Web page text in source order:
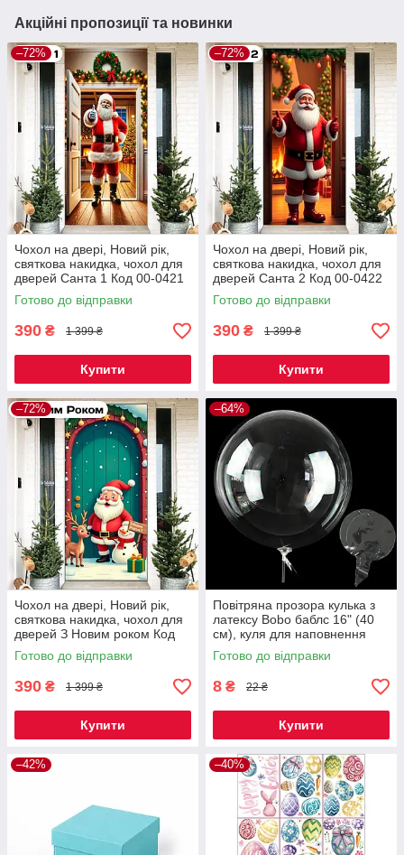
Акційні пропозиції та новинки
–72%
Чохол на двері, Новий рік,
святкова накидка, чохол для
дверей Санта 1 Код 00-0421
Готово до відправки
390 ₴ 1 399 ₴
Купити
–72%
Чохол на двері, Новий рік,
святкова накидка, чохол для
дверей Санта 2 Код 00-0422
Готово до відправки
390 ₴ 1 399 ₴
Купити
–72%
Чохол на двері, Новий рік,
святкова накидка, чохол для
дверей З Новим роком Код
00-0423
Готово до відправки
390 ₴ 1 399 ₴
Купити
–64%
Повітряна прозора кулька з
латексу Bobo баблс 16" (40
см), куля для наповнення
гелієм КОД 00-0960
Готово до відправки
8 ₴ 22 ₴
Купити
–42% –40%